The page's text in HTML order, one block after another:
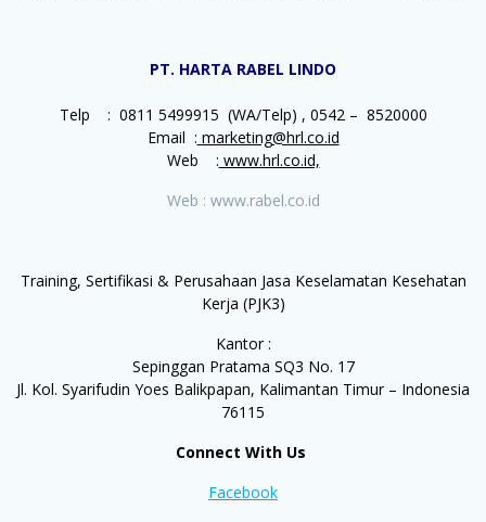
PT. HARTA RABEL LINDO
Telp : 0811 5499915 (WA/Telp) , 0542 – 8520000
Email : marketing@hrl.co.id
Web : www.hrl.co.id,
Web : www.rabel.co.id
Training, Sertifikasi & Perusahaan Jasa Keselamatan Kesehatan
Kerja (PJK3)
Kantor :
Sepinggan Pratama SQ3 No. 17
Jl. Kol. Syarifudin Yoes Balikpapan, Kalimantan Timur – Indonesia
76115
Connect With Us
Facebook